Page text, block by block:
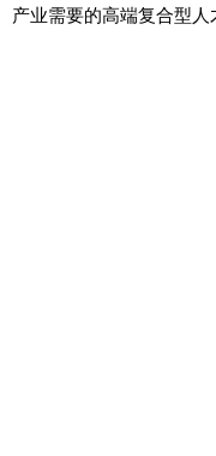
产业需要的高端复合型